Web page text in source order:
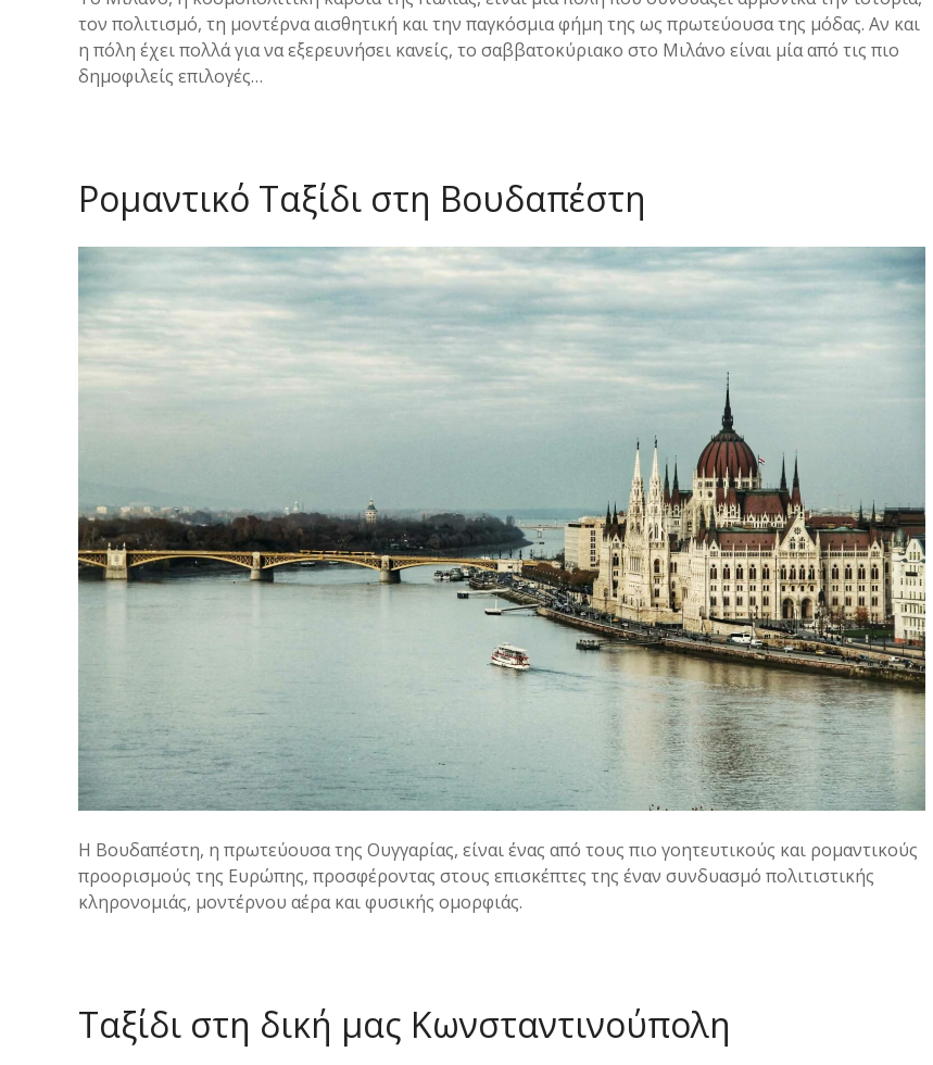
τον πολιτισμό, τη μοντέρνα αισθητική και την παγκόσμια φήμη της ως πρωτεύουσα της μόδας. Αν και
η πόλη έχει πολλά για να εξερευνήσει κανείς, το σαββατοκύριακο στο Μιλάνο είναι μία από τις πιο
δημοφιλείς επιλογές…
Ρομαντικό Ταξίδι στη Βουδαπέστη
Η Βουδαπέστη, η πρωτεύουσα της Ουγγαρίας, είναι ένας από τους πιο γοητευτικούς και ρομαντικούς
προορισμούς της Ευρώπης, προσφέροντας στους επισκέπτες της έναν συνδυασμό πολιτιστικής
κληρονομιάς, μοντέρνου αέρα και φυσικής ομορφιάς.
Ταξίδι στη δική μας Κωνσταντινούπολη